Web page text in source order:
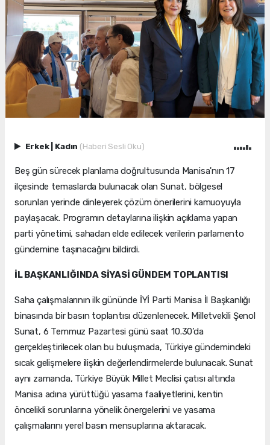
Erkek Kadın (Haberi Sesli Oku)
Beş gün sürecek planlama doğrultusunda Manisa'nın 17
ilçesinde temaslarda bulunacak olan Sunat, bölgesel
sorunları yerinde dinleyerek çözüm önerilerini kamuoyuyla
paylaşacak. Programın detaylarına ilişkin açıklama yapan
parti yönetimi, sahadan elde edilecek verilerin parlamento
gündemine taşınacağını bildirdi.
İL BAŞKANLIĞINDA SİYASİ GÜNDEM TOPLANTISI
Saha çalışmalarının ilk gününde İYİ Parti Manisa İl Başkanlığı
binasında bir basın toplantısı düzenlenecek. Milletvekili Şenol
Sunat, 6 Temmuz Pazartesi günü saat 10.30’da
gerçekleştirilecek olan bu buluşmada, Türkiye gündemindeki
sıcak gelişmelere ilişkin değerlendirmelerde bulunacak. Sunat
aynı zamanda, Türkiye Büyük Millet Meclisi çatısı altında
Manisa adına yürüttüğü yasama faaliyetlerini, kentin
öncelikli sorunlarına yönelik önergelerini ve yasama
çalışmalarını yerel basın mensuplarına aktaracak.